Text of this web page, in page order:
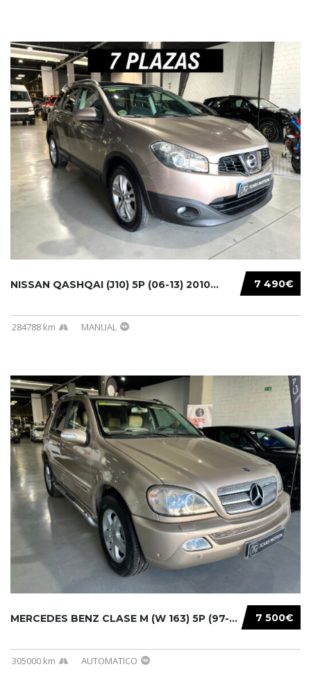
7 490€
NISSAN QASHQAI (J10) 5P (06-13) 2010...
284788 km MANUAL
7 500€
MERCEDES BENZ CLASE M (W 163) 5P (97-05) 200...
305000 km AUTOMATICO